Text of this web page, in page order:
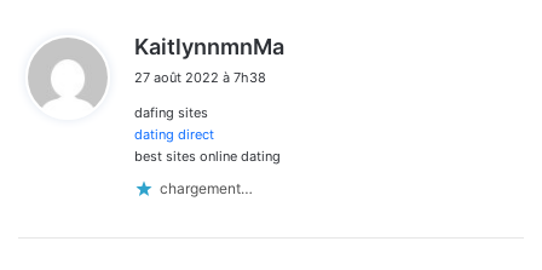
KaitlynnmnMa
27 août 2022 à 7h38
dafing sites
dating direct
best sites online dating
chargement…